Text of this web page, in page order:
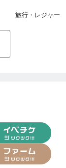
から
旅行・レジャー